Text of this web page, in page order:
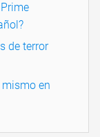
de terror
mismo en